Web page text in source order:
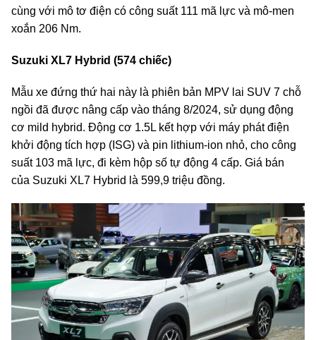
cùng với mô tơ điện có công suất 111 mã lực và mô-men
xoắn 206 Nm.
Suzuki XL7 Hybrid (574 chiếc)
Mẫu xe đứng thứ hai này là phiên bản MPV lai SUV 7 chỗ
ngồi đã được nâng cấp vào tháng 8/2024, sử dụng động
cơ mild hybrid. Động cơ 1.5L kết hợp với máy phát điện
khởi động tích hợp (ISG) và pin lithium-ion nhỏ, cho công
suất 103 mã lực, đi kèm hộp số tự động 4 cấp. Giá bán
của Suzuki XL7 Hybrid là 599,9 triệu đồng.